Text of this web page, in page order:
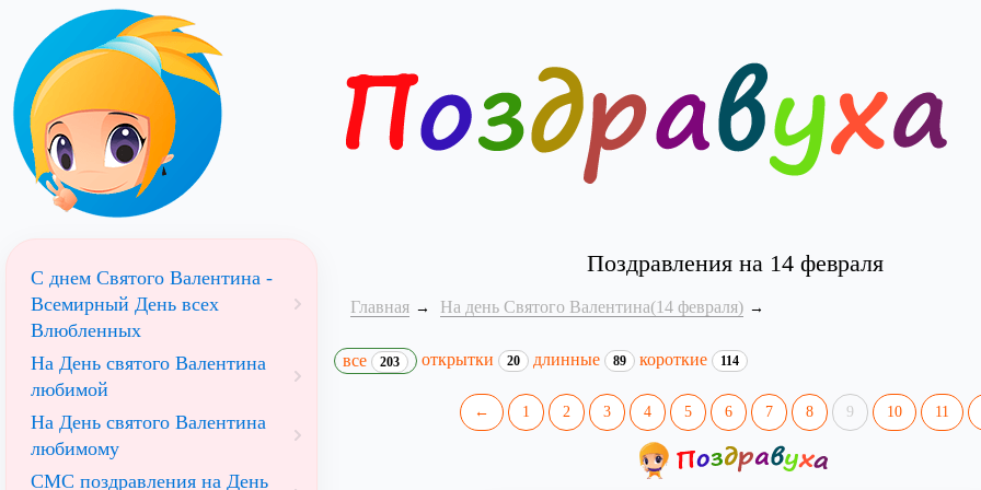
Поздравления на 14 февраля
Главная На день Святого Валентина(14 февраля)
все 203 открытки 20 длинные 89 короткие 114
← 1 2 3 4 5 6 7 8 9 10 11
С днем Святого Валентина -
Всемирный День всех
Влюбленных
На День святого Валентина
любимой
На День святого Валентина
любимому
СМС поздравления на День